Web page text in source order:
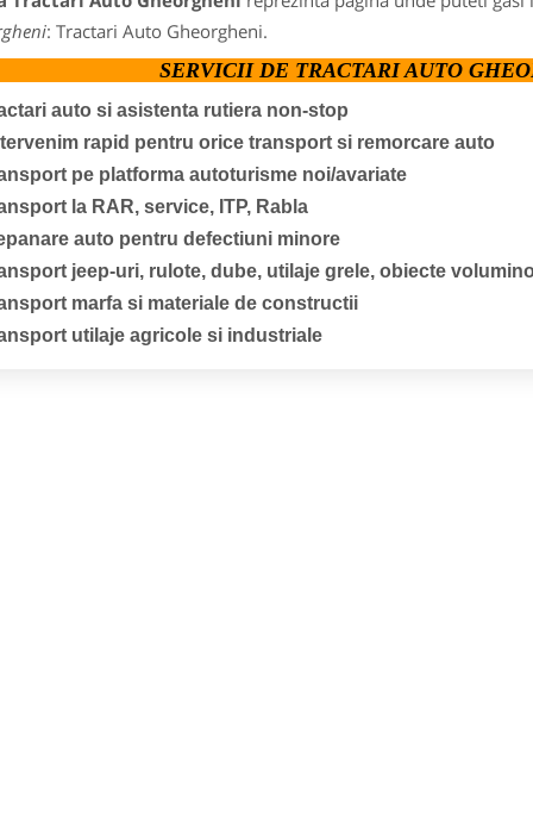
: Tractari Auto Gheorgheni.
SERVICII DE TRACTARI AUTO
auto si asistenta rutiera non-stop
rapid pentru orice transport si remorcare auto
pe platforma autoturisme noi/avariate
la RAR, service, ITP, Rabla
auto pentru defectiuni minore
jeep-uri, rulote, dube, utilaje grele, obiecte
marfa si materiale de constructii
utilaje agricole si industriale